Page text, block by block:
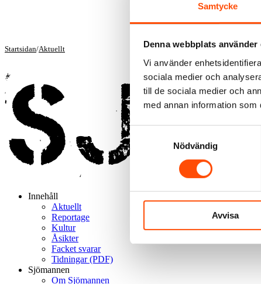
Samtycke
Denna webbplats använder
Vi använder
sociala medier och
till de sociala medier och
med annan information
Samtyckesval
Nödvändig
Avvisa
Startsidan/Aktuellt
Innehåll
Aktuellt
Reportage
Kultur
Åsikter
Facket svarar
Tidningar (PDF)
Sjömannen
Om Sjömannen